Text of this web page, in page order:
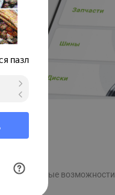
Рекламные возможности